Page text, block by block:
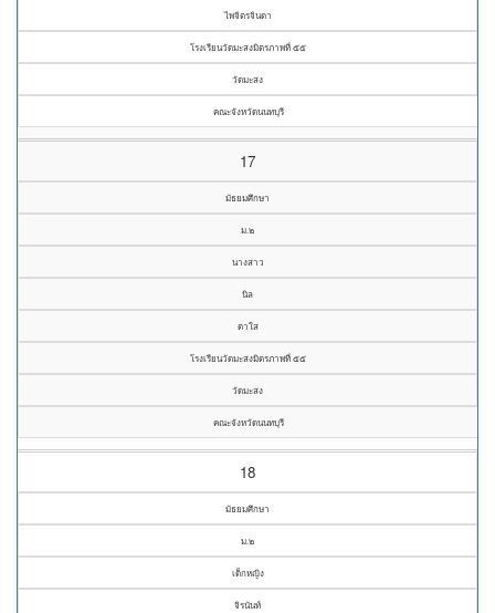
ไพจิตรจินดา
โรงเรียนวัดมะสงมิตรภาพที่ ๕๕
วัดมะสง
คณะจังหวัดนนทบุรี
17
มัธยมศึกษา
ม.๒
นางสาว
นิล
ตาใส
โรงเรียนวัดมะสงมิตรภาพที่ ๕๕
วัดมะสง
คณะจังหวัดนนทบุรี
18
มัธยมศึกษา
ม.๒
เด็กหญิง
จิรนันท์